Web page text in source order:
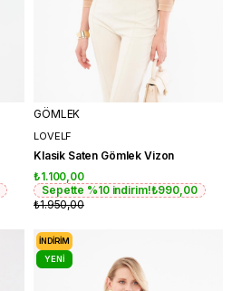
GÖMLEK
LOVELF
Klasik Saten Gömlek Vizon
₺1.100,00
Sepette %10 indirim!₺990,00
₺1.950,00
İNDIRIM
YENI